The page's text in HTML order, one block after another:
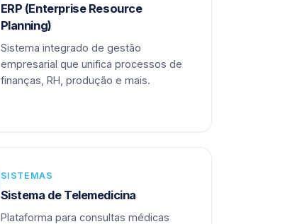
ERP (Enterprise Resource
Planning)
Sistema integrado de gestão
empresarial que unifica processos de
finanças, RH, produção e mais.
SISTEMAS
Sistema de Telemedicina
Plataforma para consultas médicas